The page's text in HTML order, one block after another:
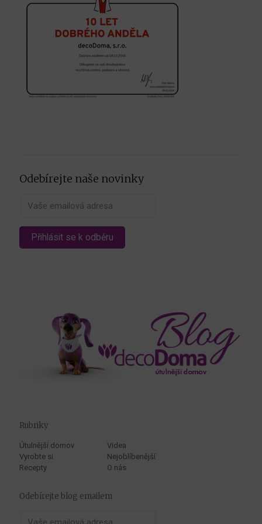
Odebírejte naše novinky
Rubriky
Útulnější domov
Vyrobte si
Recepty
Videa
Nejoblíbenější
O nás
Odebírejte blog emailem